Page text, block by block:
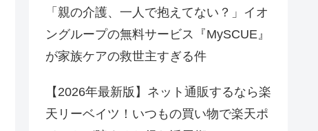
「親の介護、一人で抱えてない？」イオ
ングループの無料サービス『MySCUE』
が家族ケアの救世主すぎる件
【2026年最新版】ネット通販するなら楽
天リーベイツ！いつもの買い物で楽天ポ